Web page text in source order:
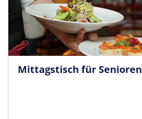
Mittagstisch für Senioren